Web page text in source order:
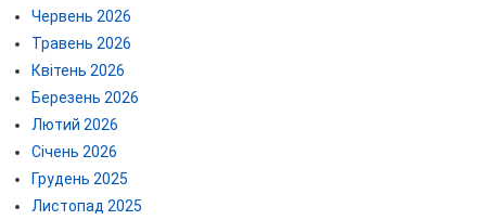
Червень 2026
Травень 2026
Квітень 2026
Березень 2026
Лютий 2026
Січень 2026
Грудень 2025
Листопад 2025